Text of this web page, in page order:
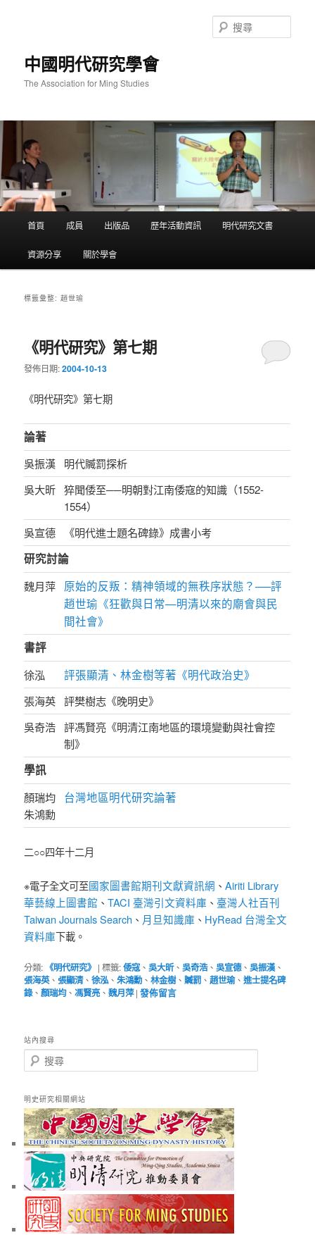
中國明代研究學會
The Association for Ming Studies
尋
首頁 成員 出版品 歷年活動資訊 明代研究文書
資源分享 關於學會
標籤彙整:趙世瑜
《明代研究》第七期
發佈日期:2004-10-13
《明代研究》第七期
論著
吳振漢
明代贓罰探析
吳大昕 猝聞倭至──明朝對江南倭寇的知識（1552-
1554）
吳宣德
《明代進士題名碑錄》成書小考
研究討論
魏月萍
原始的反叛：精神領域的無秩序狀態？──評
趙世瑜《狂歡與日常—明清以來的廟會與民
間社會》
書評
徐泓 評張顯清、林金樹等著《明代政治史》
張海英 評樊樹志《晚明史》
吳奇浩 評馮賢亮《明清江南地區的環境變動與社會控
制》
學訊
顏瑞均
朱鴻勳
台灣地區明代研究論著
二○○四年十二月
※電子全文可至國家圖書館期刊文獻資訊網 、Airiti Library
華藝線上圖書館 、TACI 臺灣引文資料庫 、 臺灣人社百刊
Taiwan Journals Search 、 月旦知識庫 、 HyRead 台灣全文
資料庫下載。
分類: 《明代研究》 |標籤:倭寇、吳大昕、吳奇浩、吳宣德、吳振漢、
張海英、張顯清、徐泓、朱鴻勳 、林金樹、 贓罰 、趙世瑜、進士提名碑
錄、顏瑞均、馮賢亮、魏月萍 |發佈留言
站內搜尋
搜
尋
明史研究相關網站